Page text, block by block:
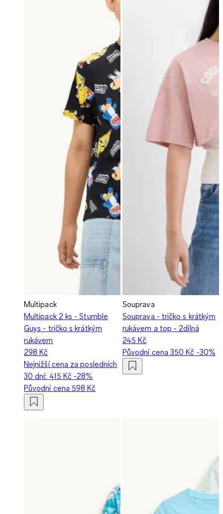
Multipack
Multipack 2 ks - Stumble
Guys - tričko s krátkým
rukávem
298 Kč
Nejnižší cena za posledních
30 dní: 415 Kč -28%
Původní cena 598 Kč
Souprava
Souprava - tričko s krátkým
rukávem a top - 2dílná
245 Kč
Původní cena350 Kč -30%